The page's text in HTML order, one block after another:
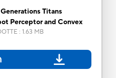
Titans
Perceptor and Convex
: 1.63 MB